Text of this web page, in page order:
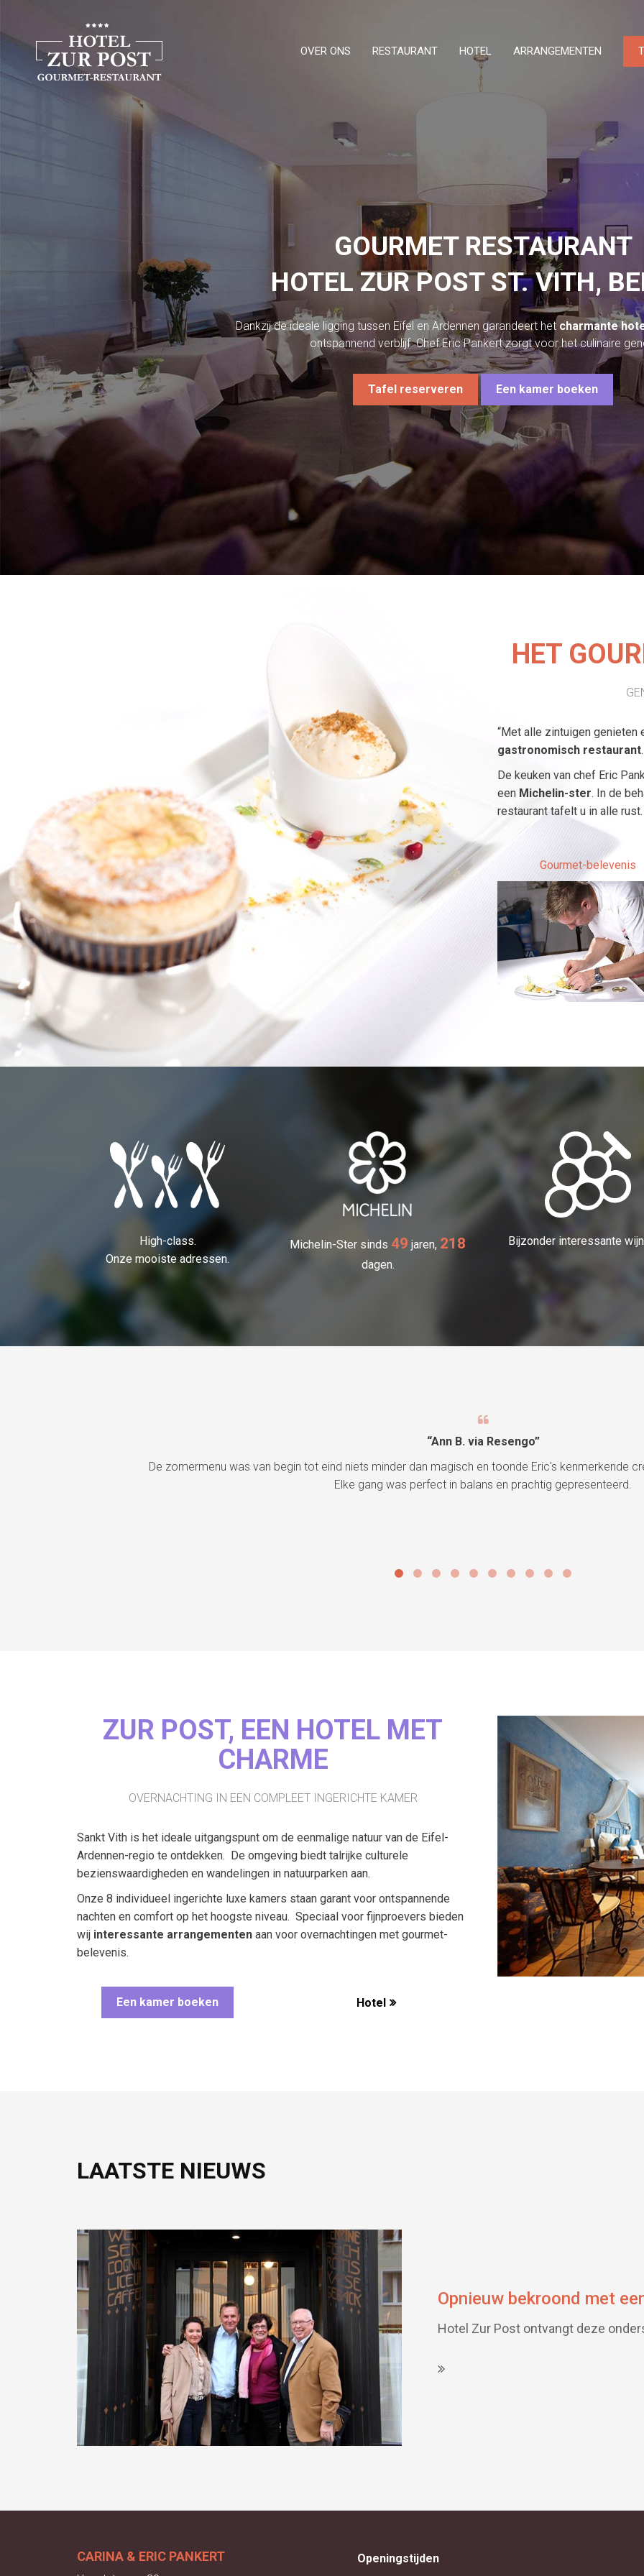
OVER ONS RESTAURANT HOTEL ARRANGEMENTEN
GOURMET RESTAURANT
HOTEL ZUR POST ST. VITH,
Dankzij de ideale ligging tussen Eifel en Ardennen garandeert het charmante
ontspannend verblijf. Chef Eric Pankert zorgt voor het culinaire
Tafel reserveren Een kamer boeken
HET
“Met alle zintuigen genieten
gastronomisch restaurant.
De keuken van chef Eric
een Michelin-ster. In de
restaurant tafelt u in alle rust.
Gourmet-belevenis
High-class.
Onze mooiste adressen.
Michelin-Ster sinds49 jaren, 218
dagen.
Bijzonder interessante
“Ann B. via Resengo”
Bedankt, Eric en Carina, voor een buitengewone eetervaring. Jullie passie en toewijding aan
kijken uit naar ons volgende bezoek!
ZUR POST, EEN HOTEL MET
CHARME
OVERNACHTING IN EEN COMPLEET INGERICHTE KAMER
Sankt Vith is het ideale uitgangspunt om de eenmalige natuur van de Eifel-
Ardennen-regio te ontdekken. De omgeving biedt talrijke culturele
bezienswaardigheden en wandelingen in natuurparken aan.
Onze 8 individueel ingerichte luxe kamers staan garant voor ontspannende
nachten en comfort op het hoogste niveau. Speciaal voor fijnproevers bieden
wij interessante arrangementen aan voor overnachtingen met gourmet-
belevenis.
Een kamer boeken Hotel
LAATSTE NIEUWS
Opnieuw bekroond met
Hotel Zur Post ontvangt deze
CARINA & ERIC PANKERT Openingstijden